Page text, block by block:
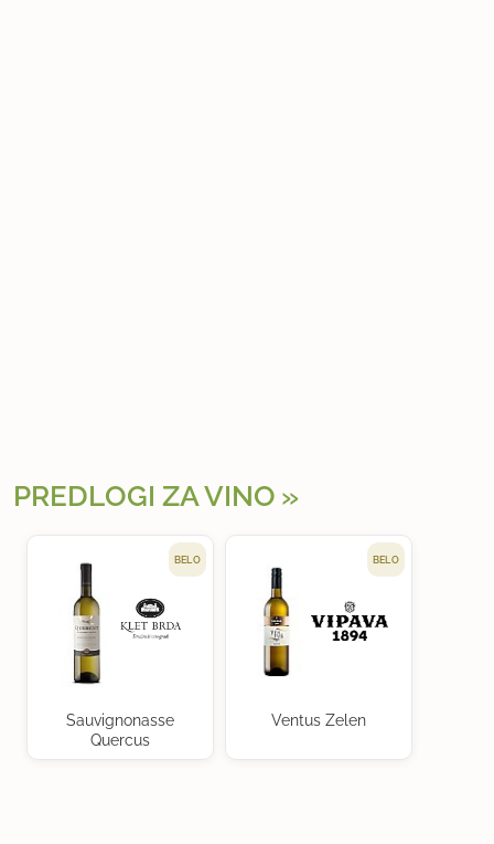
PREDLOGI ZA VINO
BELO
Sauvignonasse
Quercus
BELO
Ventus Zelen